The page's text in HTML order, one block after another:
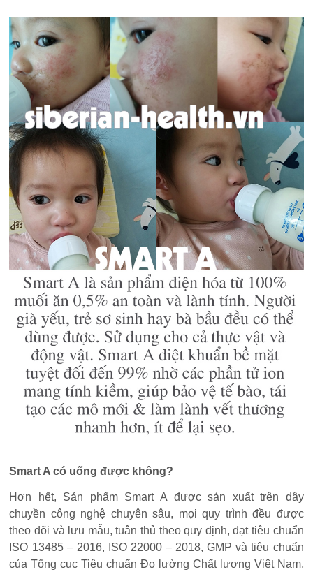
Smart A có uống được không?
Hơn hết, Sản phẩm Smart A được sản xuất trên dây
chuyền công nghệ chuyên sâu, mọi quy trình đều được
theo dõi và lưu mẫu, tuân thủ theo quy định, đạt tiêu chuẩn
ISO 13485 – 2016, ISO 22000 – 2018, GMP và tiêu chuẩn
của Tổng cục Tiêu chuẩn Đo lường Chất lượng Việt Nam,